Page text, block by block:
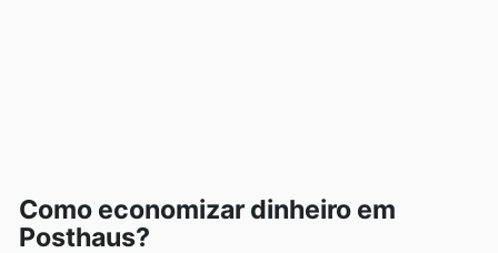
Como economizar dinheiro em
Posthaus?